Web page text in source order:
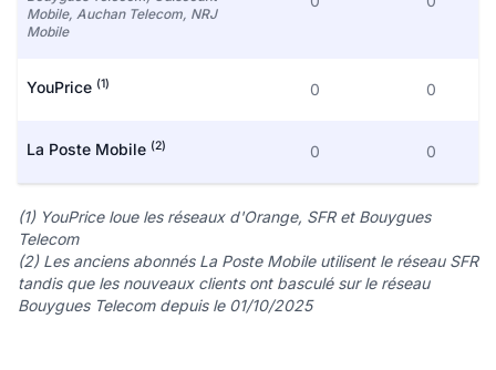
Mobile, Auchan Telecom, NRJ
Mobile
YouPrice (1) 0 0
La Poste Mobile (2) 0 0
(1) YouPrice loue les réseaux d'Orange, SFR et Bouygues
Telecom
(2) Les anciens abonnés La Poste Mobile utilisent le réseau SFR
tandis que les nouveaux clients ont basculé sur le réseau
Bouygues Telecom depuis le 01/10/2025